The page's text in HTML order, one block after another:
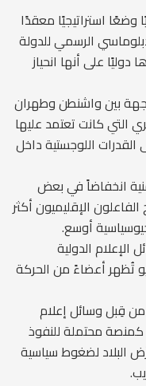
وضعًا استراتيجيًا معقدًا
الرسمي للدولة
على أنها انحياز
بين واشنطن وطهران
التي كانت تعتمد عليها
اللوجستية داخل
انخفاضاً في بعض
الإقليميون أكثر
أوسع.
الإعلام الدولية
تُظهر أعضاءً من الحركة
قِبل وسائل إعلام
كمنصة محتملة للنفوذ
البلاد لضغوط سياسية